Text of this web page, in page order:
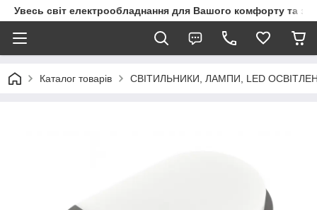
Увесь світ електрообладнання для Вашого комфорту та
Каталог товарів СВІТИЛЬНИКИ, ЛАМПИ, LED